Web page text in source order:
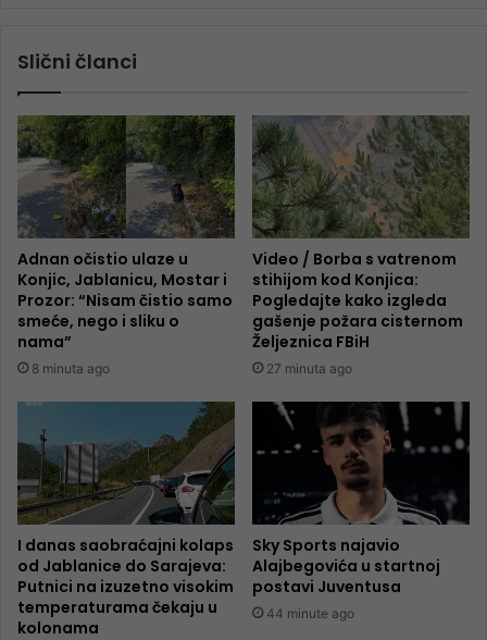
Slični članci
Adnan očistio ulaze u
Konjic, Jablanicu, Mostar i
Prozor: “Nisam čistio samo
smeće, nego i sliku o
nama”
8 minuta ago
Video / Borba s vatrenom
stihijom kod Konjica:
Pogledajte kako izgleda
gašenje požara cisternom
Željeznica FBiH
27 minuta ago
I danas saobraćajni kolaps
od Jablanice do Sarajeva:
Putnici na izuzetno visokim
temperaturama čekaju u
kolonama
Sky Sports najavio
Alajbegovića u startnoj
postavi Juventusa
44 minute ago